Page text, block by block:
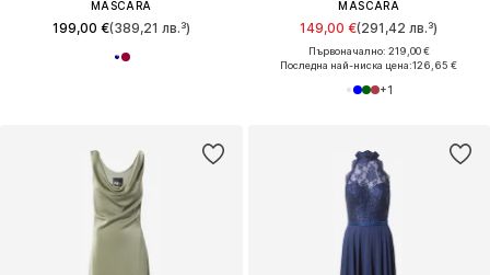
MASCARA
199,00 €(389,21 лв.³)
MASCARA
149,00 €(291,42 лв.³)
Първоначално: 219,00 €
Последна най-ниска цена:126,65 €
+1